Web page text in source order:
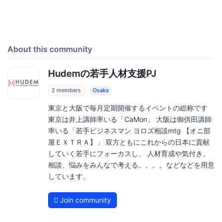
About this community
Hudemの若手人材支援PJ
2 members Osaka
東京と大阪で毎月定期開催するイベントの総称です
東京は井上講師率いる「CaMon」 大阪は御供田講師
率いる「若手ビジネスマン ヨロズ相談mtg 【オニ部
屋ＥＸＴＲＡ】」 双方ともにこれからの日本に貢献
していく若手にフォーカスし、 人材育成や気付き、
相談、悩みをみんなで考える。。。。などなどを用意
しています。
Join community